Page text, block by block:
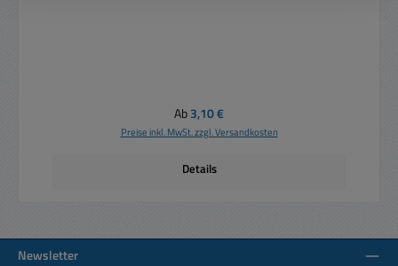
Regulärer Preis:
Ab3,10 €
Preise inkl. MwSt. zzgl. Versandkosten
Details
Newsletter